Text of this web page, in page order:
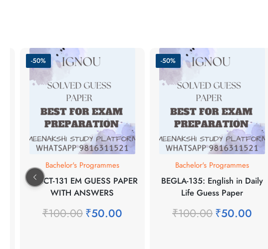
-50%
Bachelor's Programmes
BCHCT-131 EM GUESS PAPER
WITH ANSWERS
₹100.00₹50.00
-50%
Bachelor's Programmes
BEGLA-135: English in Daily
Life Guess Paper
₹100.00₹50.00